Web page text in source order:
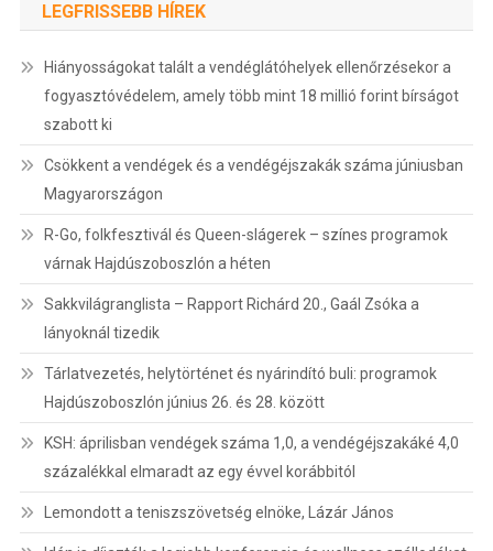
LEGFRISSEBB HÍREK
Hiányosságokat talált a vendéglátóhelyek ellenőrzésekor a
fogyasztóvédelem, amely több mint 18 millió forint bírságot
szabott ki
Csökkent a vendégek és a vendégéjszakák száma júniusban
Magyarországon
R-Go, folkfesztivál és Queen-slágerek – színes programok
várnak Hajdúszoboszlón a héten
Sakkvilágranglista – Rapport Richárd 20., Gaál Zsóka a
lányoknál tizedik
Tárlatvezetés, helytörténet és nyárindító buli: programok
Hajdúszoboszlón június 26. és 28. között
KSH: áprilisban vendégek száma 1,0, a vendégéjszakáké 4,0
százalékkal elmaradt az egy évvel korábbitól
Lemondott a teniszszövetség elnöke, Lázár János